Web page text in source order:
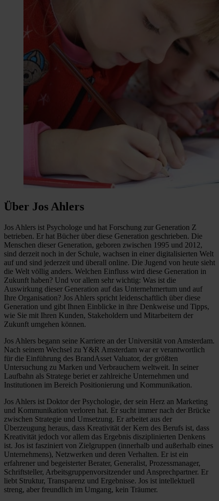
Über Jos Ahlers
Jos Ahlers ist Psychologe und hat Forschung zur Generation Z
betrieben. Er hat Bücher über diese Generation geschrieben. Die
Menschen dieser Generation, geboren zwischen 1995 und 2012,
sind derzeit noch in der Schule, wachsen in einer digitalisierten Welt
auf und sind jederzeit und überall online. Die Jugend von heute sieht
die Welt völlig anders. Welchen Einfluss wird diese Generation in
Zukunft haben? Und vor allem sehr wichtig: Was ist die
Auswirkung dieser Generation auf das Unternehmertum und auf
Ihre Organisation? Jos Ahlers spricht leidenschaftlich über diese
Generation und gibt Ihnen Einblicke in ihre Denkweise und Tipps,
wie Sie mit Ihren Kunden, Stakeholdern und Mitarbeitern der
Zukunft umgehen können.
Jos Ahlers begann seine Karriere an der Universität von Amsterdam.
Nach seinem Wechsel zu Y&R Amsterdam war er verantwortlich
für die Einführung des BrandAsset Valuator, der größten
Untersuchung zu Marken und Verbrauchern weltweit. In seiner
Laufbahn als Stratege beriet er zahlreiche Unternehmen und
Institutionen im Bereich Positionierung und Kommunikation.
Jos Ahlers ist Doktor der Psychologie, der sein Herz an Marketing
und Kommunikation verloren hat. Er sucht immer nach der Brücke
zwischen Strategie und Umsetzung. Er arbeitet aus der
Überzeugung heraus, dass Kreativität der Kern des Berufs ist, dass
Kreativität jedoch vor allem das Ergebnis disziplinierten Denkens
ist. Jos ist fasziniert von Zielgruppen (innerhalb und außerhalb eines
Unternehmens), Netzwerken und deren Verhalten. Er ist ein
erfahrener und begeisterter Berater, Generalist, Prozessmanager,
Schriftsteller, Arbeitsgruppenvorsitzender und Ansprechpartner. Er
liebt Struktur, Transparenz und Ergebnisse. Jos ist intellektuell
streng, aber freundlich im Umgang, kein Träumer.